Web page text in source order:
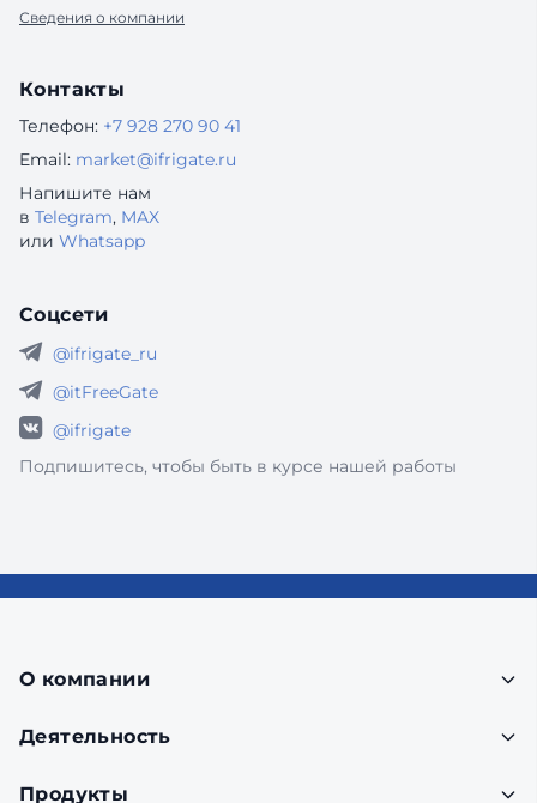
Сведения о компании
Контакты
Телефон: +7 928 270 90 41
Email: market@ifrigate.ru
Напишите нам
в Telegram, MAX
или Whatsapp
Соцсети
@ifrigate_ru
@itFreeGate
@ifrigate
Подпишитесь, чтобы быть в курсе нашей работы
О компании
Деятельность
Продукты